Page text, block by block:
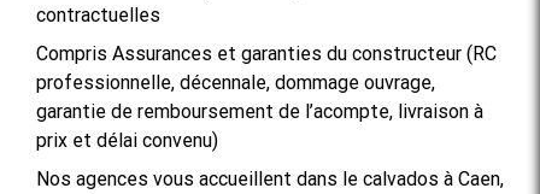
contractuelles
Compris Assurances et garanties du constructeur (RC
professionnelle, décennale, dommage ouvrage,
garantie de remboursement de l’acompte, livraison à
prix et délai convenu)
Nos agences vous accueillent dans le calvados à Caen,